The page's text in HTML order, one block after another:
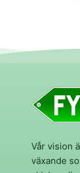
Vår vision
växande